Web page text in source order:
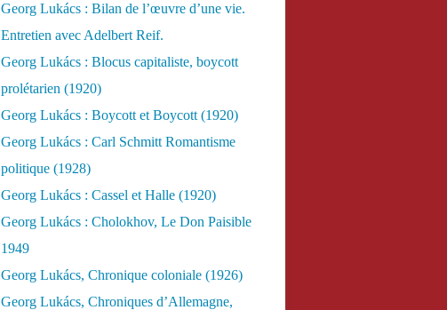
Georg Lukács : Bilan de l’œuvre d’une vie.
Entretien avec Adelbert Reif.
Georg Lukács : Blocus capitaliste, boycott
prolétarien (1920)
Georg Lukács : Boycott et Boycott (1920)
Georg Lukács : Carl Schmitt Romantisme
politique (1928)
Georg Lukács : Cassel et Halle (1920)
Georg Lukács : Cholokhov, Le Don Paisible
1949
Georg Lukács, Chronique coloniale (1926)
Georg Lukács, Chroniques d’Allemagne,